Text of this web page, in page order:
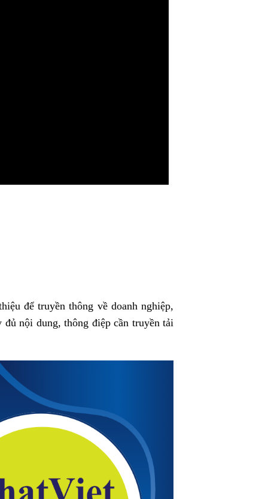
để truyền thông về doanh nghiệp,
nội dung, thông điệp cần truyền tải